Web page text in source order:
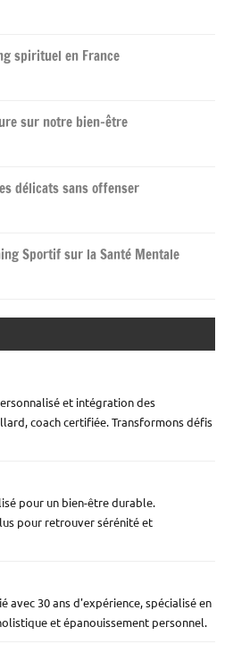
spirituel en France
sur notre bien-être
délicats sans offenser
Sportif sur la Santé Mentale
et intégration des
coach certifiée. Transformons défis
pour un bien-être durable.
pour retrouver sérénité et
avec 30 ans d'expérience, spécialisé en
et épanouissement personnel.